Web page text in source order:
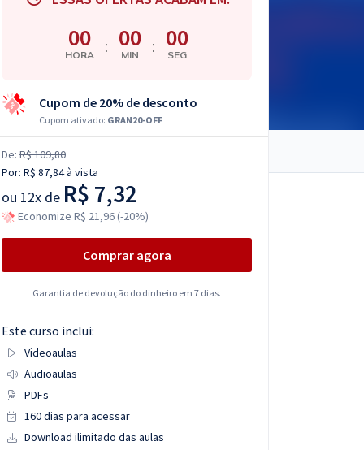
00
HORA : 00
MIN : 00
SEG
Cupom de 20% de desconto
Cupom ativado: GRAN20-OFF
De: R$ 109,80
Por: R$ 87,84à vista
ou 12x de R$ 7,32
Economize R$ 21,96 (-20%)
Comprar agora
Garantia de devolução do dinheiro em 7 dias.
Este curso inclui:
Videoaulas
Audioaulas
PDFs
160 dias para acessar
Download ilimitado das aulas